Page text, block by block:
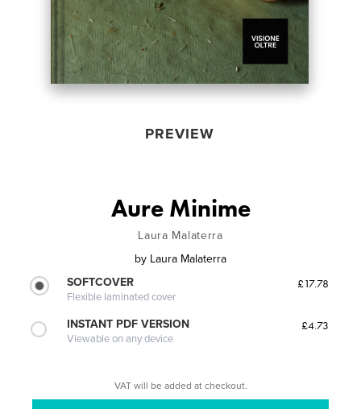
PREVIEW
Aure Minime
Laura Malaterra
by Laura Malaterra
SOFTCOVER
Flexible laminated cover
£17.78
INSTANT PDF VERSION
Viewable on any device
£4.73
VAT will be added at checkout.